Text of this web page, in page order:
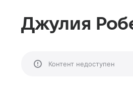
Джулия
Контент недоступен